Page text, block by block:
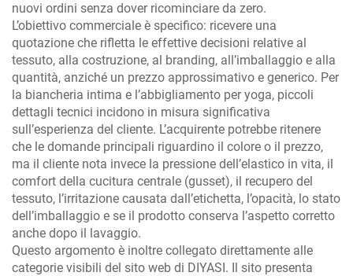
nuovi ordini senza dover ricominciare da zero.
L’obiettivo commerciale è specifico: ricevere una
quotazione che rifletta le effettive decisioni relative al
tessuto, alla costruzione, al branding, all’imballaggio e alla
quantità, anziché un prezzo approssimativo e generico. Per
la biancheria intima e l’abbigliamento per yoga, piccoli
dettagli tecnici incidono in misura significativa
sull’esperienza del cliente. L’acquirente potrebbe ritenere
che le domande principali riguardino il colore o il prezzo,
ma il cliente nota invece la pressione dell’elastico in vita, il
comfort della cucitura centrale (gusset), il recupero del
tessuto, l’irritazione causata dall’etichetta, l’opacità, lo stato
dell’imballaggio e se il prodotto conserva l’aspetto corretto
anche dopo il lavaggio.
Questo argomento è inoltre collegato direttamente alle
categorie visibili del sito web di DIYASI. Il sito presenta